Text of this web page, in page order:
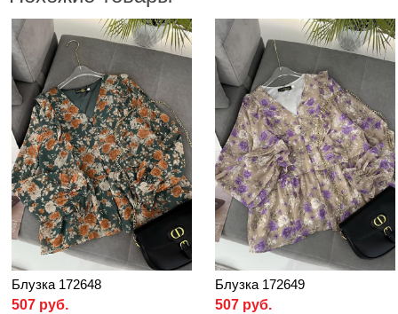
Блузка 172648
507 руб.
Блузка 172649
507 руб.